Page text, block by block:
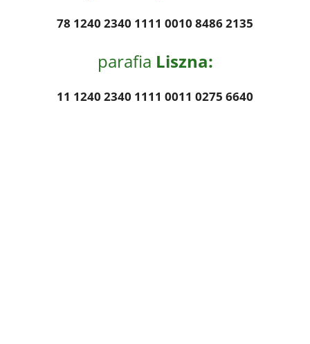
78 1240 2340 1111 0010 8486 2135
parafia Liszna:
11 1240 2340 1111 0011 0275 6640